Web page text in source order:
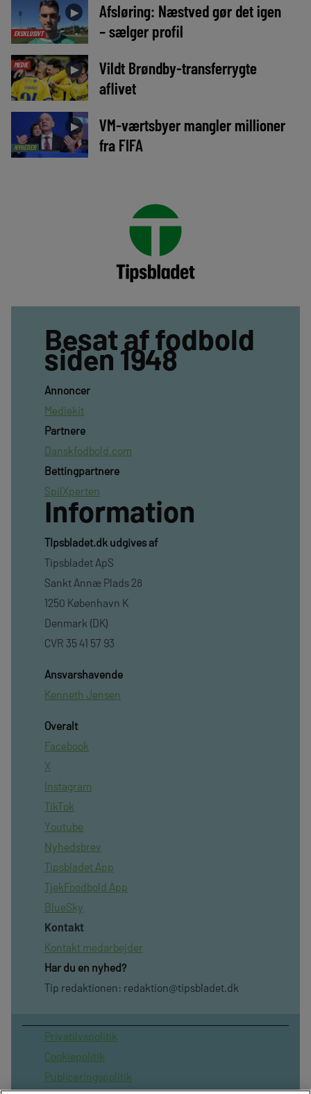
EKSKLUSIVT
►
Afsløring: Næstved gør det igen
– sælger profil
MEDIE ►
Vildt Brøndby-transferrygte
aflivet
NYHEDER
►
VM-værtsbyer mangler millioner
fra FIFA
Besat af fodbold
siden 1948
Annoncer
Mediekit
Partnere
Danskfodbold.com
Bettingpartnere
SpilXperten
Information
TIpsbladet.dk udgives af
Tipsbladet ApS
Sankt Annæ Plads 28
1250 København K
Denmark (DK)
CVR 35 41 57 93
Ansvarshavende
Kenneth Jensen
Overalt
Facebook
X
Instagram
TikTok
Youtube
Nyhedsbrev
Tipsbladet App
TjekFoodbold App
BlueSky
Kontakt
Kontakt medarbejder
Har du en nyhed?
Tip redaktionen: redaktion@tipsbladet.dk
Privatilvspolitik
Cookiepolitik
Publiceringspolitik